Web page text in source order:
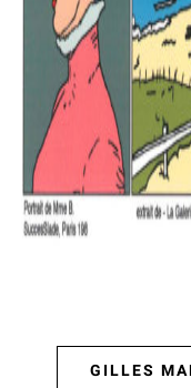
GILLES